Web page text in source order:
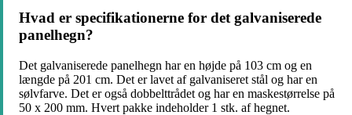
Hvad er specifikationerne for det galvaniserede
panelhegn?
Det galvaniserede panelhegn har en højde på 103 cm og en
længde på 201 cm. Det er lavet af galvaniseret stål og har en
sølvfarve. Det er også dobbelttrådet og har en maskestørrelse på
50 x 200 mm. Hvert pakke indeholder 1 stk. af hegnet.